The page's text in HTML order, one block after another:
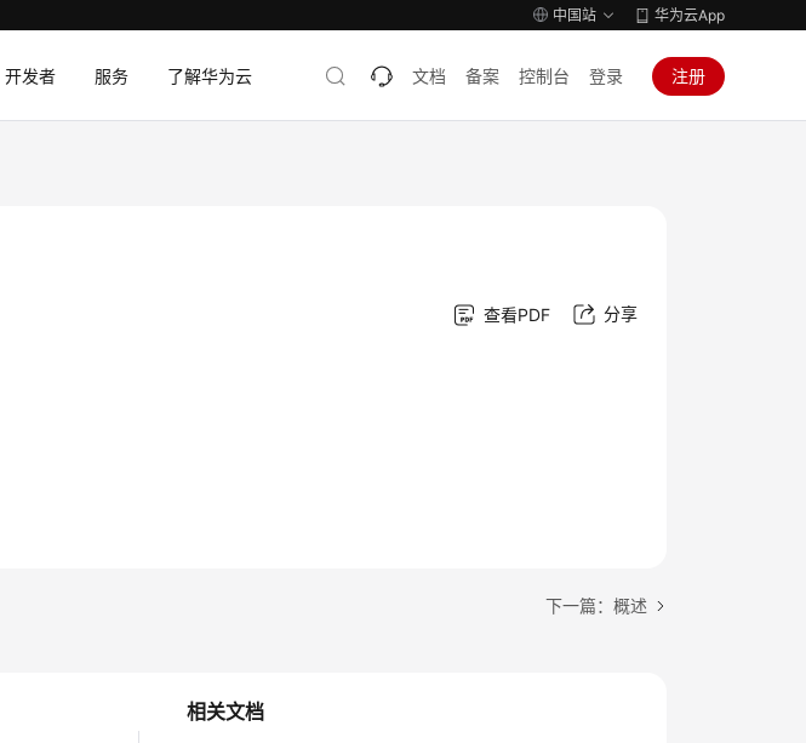
中国站 华为云App
开发者 服务 了解华为云 文档 备案 控制台 登录 注册
查看PDF 分享
下一篇：概述
相关文档